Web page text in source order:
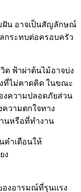
ฝัน อาจเป็นสัญลักษณ์
กระทบต่อครอบครัว
ต ฟ้าผ่าต้นไม้อาจบ่ง
ที่ไม่คาดคิด ในขณะ
งความปลอดภัยส่วน
วามตกใจทาง
นหรือที่ทำงาน
คำเตือนให้
ง
งอารมณ์ที่รุนแรง